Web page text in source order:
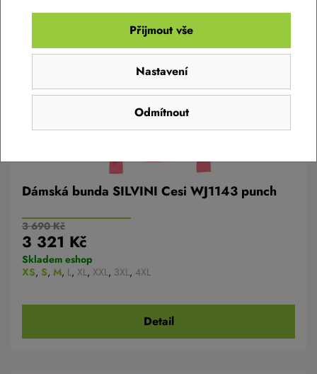
Dámská bunda SILVINI Cesi WJ1143 punch
3 690 Kč
3 321 Kč
Skladem eshop
XS, S, M, L, XL, XXL, 3XL, 4XL
Detail
Odmítnout
Nastavení
Přijmout vše